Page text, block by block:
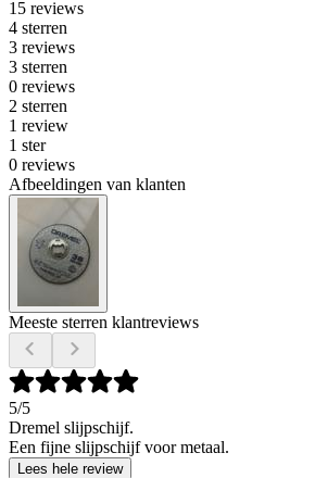
15 reviews
4 sterren
3 reviews
3 sterren
0 reviews
2 sterren
1 review
1 ster
0 reviews
Afbeeldingen van klanten
Meeste sterren klantreviews
5/5
Dremel slijpschijf.
Een fijne slijpschijf voor metaal.
Lees hele review